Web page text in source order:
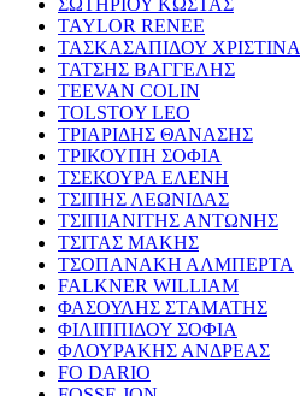
ΣΩΤΗΡΙΟΥ ΚΩΣΤΑΣ
TAYLOR RENEE
ΤΑΣΚΑΣΑΠΙΔΟΥ ΧΡΙΣΤΙΝΑ
ΤΑΤΣΗΣ ΒΑΓΓΕΛΗΣ
TEEVAN COLIN
TOLSTOY LEO
ΤΡΙΑΡΙΔΗΣ ΘΑΝΑΣΗΣ
ΤΡΙΚΟΥΠΗ ΣΟΦΙΑ
ΤΣΕΚΟΥΡΑ ΕΛΕΝΗ
ΤΣΙΠΗΣ ΛΕΩΝΙΔΑΣ
ΤΣΙΠΙΑΝΙΤΗΣ ΑΝΤΩΝΗΣ
ΤΣΙΤΑΣ ΜΑΚΗΣ
ΤΣΟΠΑΝΑΚΗ ΑΛΜΠΕΡΤΑ
FALKNER WILLIAM
ΦΑΣΟΥΛΗΣ ΣΤΑΜΑΤΗΣ
ΦΙΛΙΠΠΙΔΟΥ ΣΟΦΙΑ
ΦΛΟΥΡΑΚΗΣ ΑΝΔΡΕΑΣ
FO DARIO